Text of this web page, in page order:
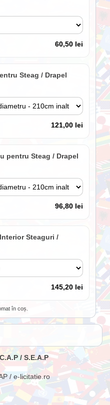
60,50 lei
Steag / Drapel
121,00 lei
pentru Steag / Drapel
96,80 lei
Steaguri /
145,20 lei
suport perete inclus
84,70 lei
Premium Interior
în coș.
/ S.E.A.P